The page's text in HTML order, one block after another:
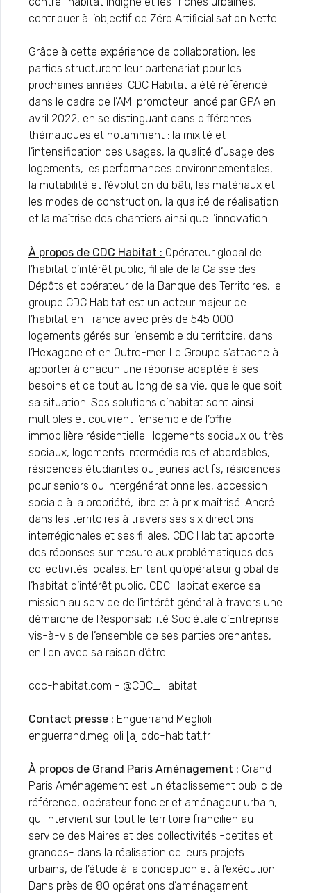
contribuer à l’objectif de Zéro Artificialisation Nette.
Grâce à cette expérience de collaboration, les
parties structurent leur partenariat pour les
prochaines années. CDC Habitat a été référencé
dans le cadre de l’AMI promoteur lancé par GPA en
avril 2022, en se distinguant dans différentes
thématiques et notamment : la mixité et
l’intensification des usages, la qualité d’usage des
logements, les performances environnementales,
la mutabilité et l’évolution du bâti, les matériaux et
les modes de construction, la qualité de réalisation
et la maîtrise des chantiers ainsi que l’innovation.
À propos de CDC Habitat : Opérateur global de
l’habitat d’intérêt public, filiale de la Caisse des
Dépôts et opérateur de la Banque des Territoires, le
groupe CDC Habitat est un acteur majeur de
l’habitat en France avec près de 545 000
logements gérés sur l’ensemble du territoire, dans
l’Hexagone et en Outre-mer. Le Groupe s’attache à
apporter à chacun une réponse adaptée à ses
besoins et ce tout au long de sa vie, quelle que soit
sa situation. Ses solutions d’habitat sont ainsi
multiples et couvrent l’ensemble de l’offre
immobilière résidentielle : logements sociaux ou très
sociaux, logements intermédiaires et abordables,
résidences étudiantes ou jeunes actifs, résidences
pour seniors ou intergénérationnelles, accession
sociale à la propriété, libre et à prix maîtrisé. Ancré
dans les territoires à travers ses six directions
interrégionales et ses filiales, CDC Habitat apporte
des réponses sur mesure aux problématiques des
collectivités locales. En tant qu'opérateur global de
l’habitat d’intérêt public, CDC Habitat exerce sa
mission au service de l’intérêt général à travers une
démarche de Responsabilité Sociétale d’Entreprise
vis-à-vis de l’ensemble de ses parties prenantes,
en lien avec sa raison d’être.
cdc-habitat.com - @CDC_Habitat
Contact presse : Enguerrand Meglioli –
enguerrand.meglioli [a] cdc-habitat.fr
À propos de Grand Paris Aménagement : Grand
Paris Aménagement est un établissement public de
référence, opérateur foncier et aménageur urbain,
qui intervient sur tout le territoire francilien au
service des Maires et des collectivités -petites et
grandes- dans la réalisation de leurs projets
urbains, de l’étude à la conception et à l’exécution.
Dans près de 80 opérations d’aménagement